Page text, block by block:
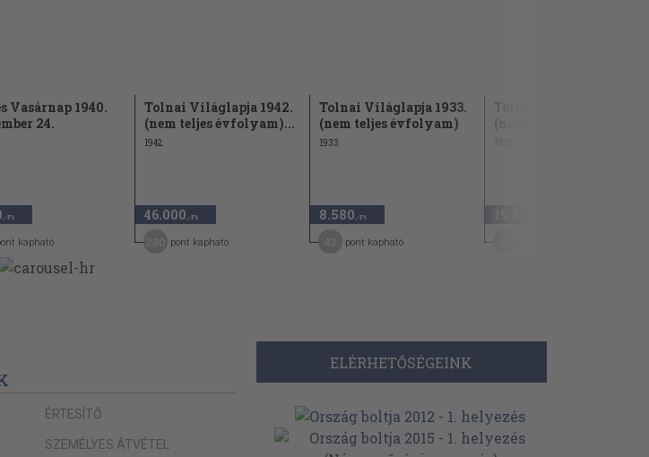
Vasárnap 1940.
24.
,-Ft
kapható
Tolnai Világlapja 1942.
(nem teljes évfolyam)...
1942
46.000 ,-Ft
pont kapható
Tolnai Világlapja 1933.
(nem teljes évfolyam)
1933
8.580 ,-Ft
pont kapható
Tolnai Világlapja 1935.
(nem teljes évfolyam)
ÉRTESÍTŐ
SZEMÉLYES ÁTVÉTEL
ELÉRHETŐSÉGEINK